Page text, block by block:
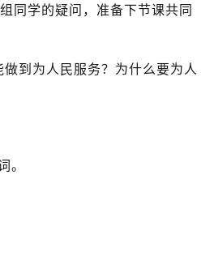
同学的疑问，准备下节课共同
到为人民服务？为什么要为人
。